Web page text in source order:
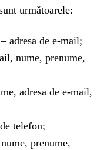
următoarele:
adresa de e-mail;
nume, prenume,
adresa de e-mail,
telefon;
prenume,